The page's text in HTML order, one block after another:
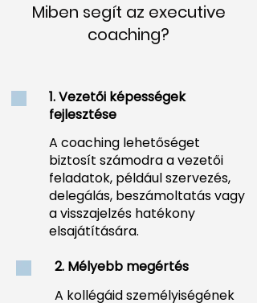
Miben segít az executive
coaching?
1. Vezetői képességek
fejlesztése
A coaching lehetőséget
biztosít számodra a vezetői
feladatok, például szervezés,
delegálás, beszámoltatás vagy
a visszajelzés hatékony
elsajátítására.
2. Mélyebb megértés
A kollégáid személyiségének